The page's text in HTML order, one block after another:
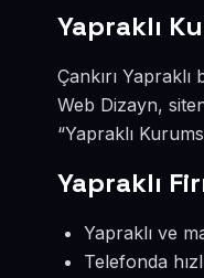
Yapraklı
Çankırı
Web Dizayn,
“Yapraklı
Yapraklı
Yapraklı ve
Telefonda